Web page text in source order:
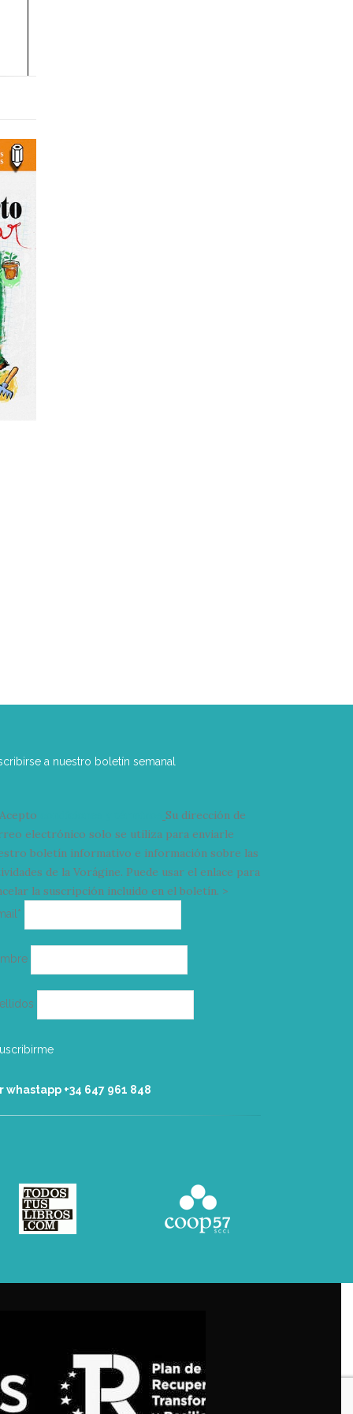
a nuestro boletín semanal
Acepto
Su dirección de
electrónico solo se utiliza para enviarle
boletín informativo e información sobre las
de la Vorágine. Puede usar el enlace para
la suscripción incluido en el boletín. >
electrónico
whastapp +34 ‭647 961 848‬